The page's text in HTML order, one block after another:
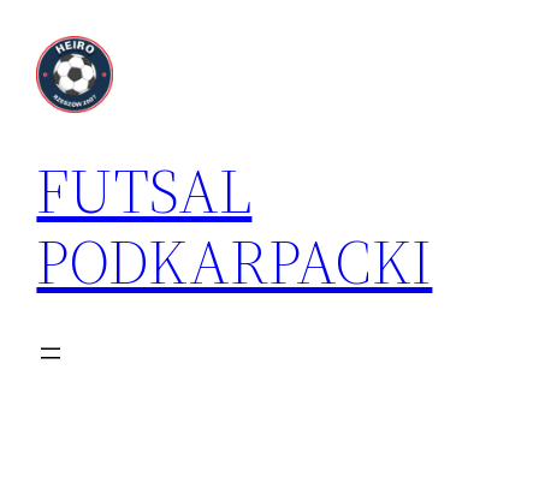
treści
FUTSAL
PODKARPACKI